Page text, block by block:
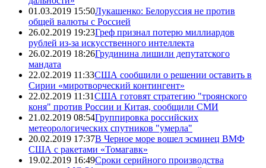
01.03.2019 15:50Лукашенко: Белоруссия не против
общей валюты с Россией
26.02.2019 19:23Греф признал потерю миллиардов
рублей из-за искусственного интеллекта
26.02.2019 18:26Грудинина лишили депутатского
мандата
22.02.2019 11:33США сообщили о решении оставить в
Сирии «миротворческий контингент»
22.02.2019 11:31США готовят стратегию "троянского
коня" против России и Китая, сообщили СМИ
21.02.2019 08:54Группировка российских
метеорологических спутников "умерла"
20.02.2019 17:37В Черное море вошел эсминец ВМФ
США с ракетами «Томагавк»
19.02.2019 16:49Сроки серийного производства